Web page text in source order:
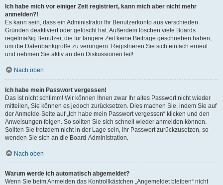
Ich habe mich vor einiger Zeit registriert, kann mich aber nicht mehr
anmelden?!
Es kann sein, dass ein Administrator Ihr Benutzerkonto aus verschieden
Gründen deaktiviert oder gelöscht hat. Außerdem löschen viele Boards
regelmäßig Benutzer, die für längere Zeit keine Beiträge geschrieben haben,
um die Datenbankgröße zu verringern. Registrieren Sie sich einfach erneut
und nehmen Sie aktiv an den Diskussionen teil!
Nach oben
Ich habe mein Passwort vergessen!
Das ist nicht schlimm! Wir können Ihnen zwar Ihr altes Passwort nicht wieder
mitteilen, Sie können es jedoch zurücksetzen. Dies machen Sie, indem Sie auf
der Anmelde-Seite auf „Ich habe mein Passwort vergessen“ klicken und den
Anweisungen folgen. So sollten Sie sich schnell wieder anmelden können.
Sollten Sie trotzdem nicht in der Lage sein, Ihr Passwort zurückzusetzen, so
wenden Sie sich an die Board-Administration.
Nach oben
Warum werde ich automatisch abgemeldet?
Wenn Sie beim Anmelden das Kontrollkästchen „Angemeldet bleiben“ nicht